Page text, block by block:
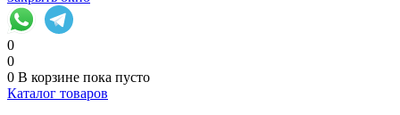
0
0
0 В корзине пока пусто
Каталог товаров